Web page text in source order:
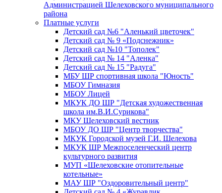
Администрацией Шелеховского муниципального
района
Платные услуги
Детский сад №6 "Аленький цветочек"
Детский сад № 9 «Подснежник»
Детский сад №10 "Тополек"
Детский сад № 14 "Аленка"
Детский сад № 15 "Радуга"
МБУ ШР спортивная школа "Юность"
МБОУ Гимназия
МБОУ Лицей
МКУК ДО ШР "Детская художественная
школа им.В.И.Сурикова"
МКУ Шелеховский вестник
МБОУ ДО ШР "Центр творчества"
МКУК Городской музей Г.И. Шелехова
МКУК ШР Межпоселенческий центр
культурного развития
МУП «Шелеховские отопительные
котельные»
МАУ ШР "Оздоровительный центр"